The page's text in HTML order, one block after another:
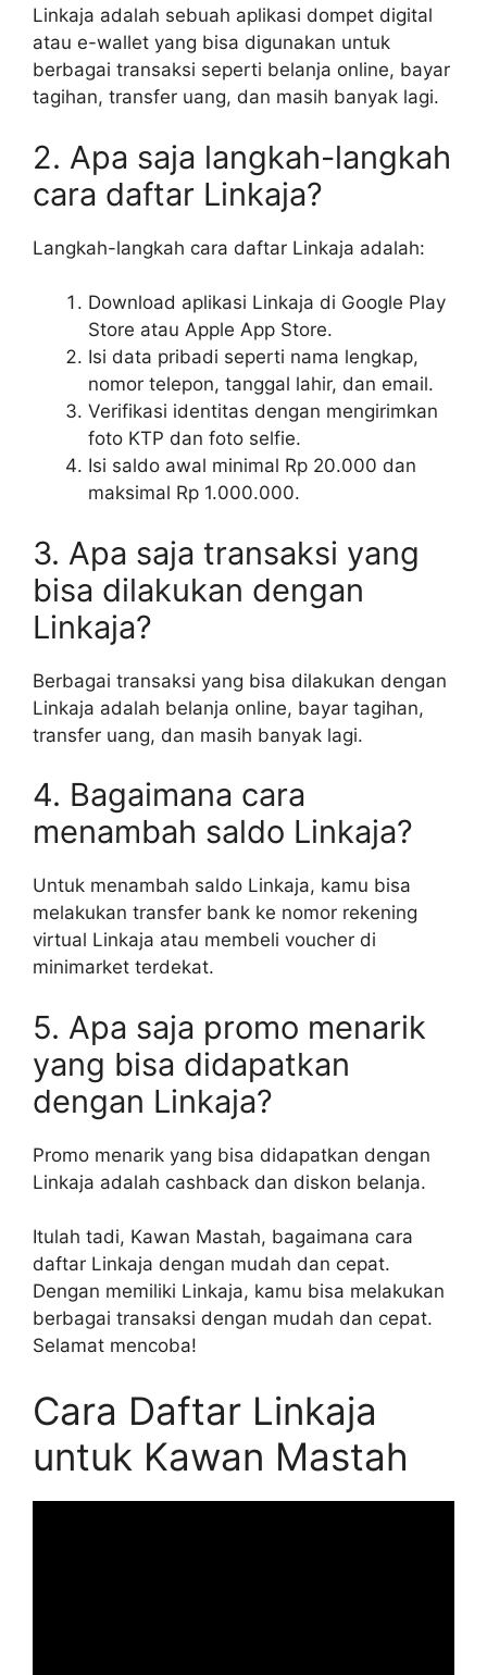
Linkaja adalah sebuah aplikasi dompet digital
atau e-wallet yang bisa digunakan untuk
berbagai transaksi seperti belanja online, bayar
tagihan, transfer uang, dan masih banyak lagi.
2. Apa saja langkah-langkah
cara daftar Linkaja?
Langkah-langkah cara daftar Linkaja adalah:
Download aplikasi Linkaja di Google Play
Store atau Apple App Store.
Isi data pribadi seperti nama lengkap,
nomor telepon, tanggal lahir, dan email.
Verifikasi identitas dengan mengirimkan
foto KTP dan foto selfie.
Isi saldo awal minimal Rp 20.000 dan
maksimal Rp 1.000.000.
3. Apa saja transaksi yang
bisa dilakukan dengan
Linkaja?
Berbagai transaksi yang bisa dilakukan dengan
Linkaja adalah belanja online, bayar tagihan,
transfer uang, dan masih banyak lagi.
4. Bagaimana cara
menambah saldo Linkaja?
Untuk menambah saldo Linkaja, kamu bisa
melakukan transfer bank ke nomor rekening
virtual Linkaja atau membeli voucher di
minimarket terdekat.
5. Apa saja promo menarik
yang bisa didapatkan
dengan Linkaja?
Promo menarik yang bisa didapatkan dengan
Linkaja adalah cashback dan diskon belanja.
Itulah tadi, Kawan Mastah, bagaimana cara
daftar Linkaja dengan mudah dan cepat.
Dengan memiliki Linkaja, kamu bisa melakukan
berbagai transaksi dengan mudah dan cepat.
Selamat mencoba!
Cara Daftar Linkaja
untuk Kawan Mastah